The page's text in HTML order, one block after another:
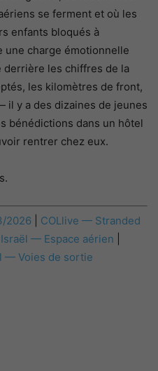
se ferment et où les
enfants bloqués à
une charge émotionnelle
derrière les chiffres de la
les kilomètres de front,
il y a des dizaines de jeunes
bénédictions dans un hôtel
rentrer chez eux.
2026
COLlive — Stranded
— Espace aérien
— Voies de sortie